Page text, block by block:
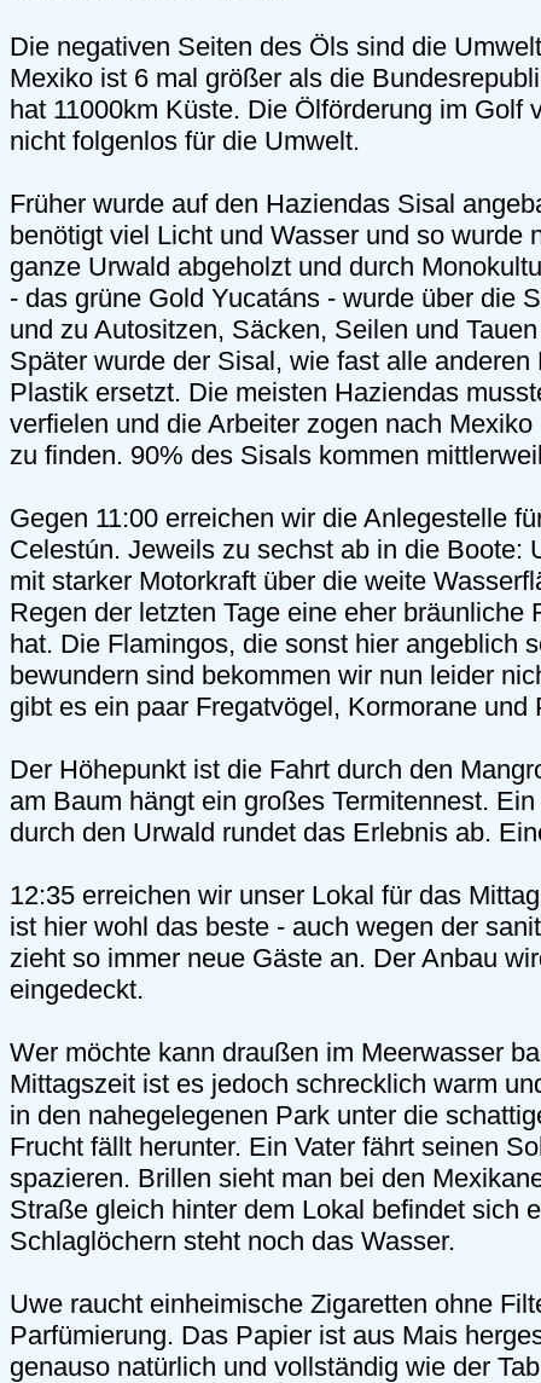
Die negativen Seiten des Öls sind die
Mexiko ist 6 mal größer als die
hat 11000km Küste. Die Ölförderung im Golf
nicht folgenlos für die Umwelt.
Früher wurde auf den Haziendas Sisal
benötigt viel Licht und Wasser und so wurde
ganze Urwald abgeholzt und durch
- das grüne Gold Yucatáns - wurde über die
und zu Autositzen, Säcken, Seilen und
Später wurde der Sisal, wie fast alle anderen
Plastik ersetzt. Die meisten Haziendas
verfielen und die Arbeiter zogen nach
zu finden. 90% des Sisals kommen
Gegen 11:00 erreichen wir die Anlegestelle
Celestún. Jeweils zu sechst ab in die Boote:
mit starker Motorkraft über die weite
Regen der letzten Tage eine eher bräunliche
hat. Die Flamingos, die sonst hier angeblich
bewundern sind bekommen wir nun leider
gibt es ein paar Fregatvögel, Kormorane und
Der Höhepunkt ist die Fahrt durch den
am Baum hängt ein großes Termitennest.
durch den Urwald rundet das Erlebnis ab.
12:35 erreichen wir unser Lokal für das
ist hier wohl das beste - auch wegen der
zieht so immer neue Gäste an. Der Anbau
eingedeckt.
Wer möchte kann draußen im Meerwasser
Mittagszeit ist es jedoch schrecklich warm
in den nahegelegenen Park unter die
Frucht fällt herunter. Ein Vater fährt seinen
spazieren. Brillen sieht man bei den
Straße gleich hinter dem Lokal befindet sich
Schlaglöchern steht noch das Wasser.
Uwe raucht einheimische Zigaretten ohne
Parfümierung. Das Papier ist aus Mais
genauso natürlich und vollständig wie der